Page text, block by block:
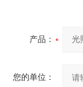
产品：
您的单位：